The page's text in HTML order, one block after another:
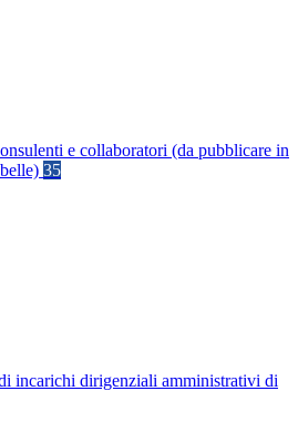
e collaboratori (da pubblicare in
35
incarichi dirigenziali amministrativi di